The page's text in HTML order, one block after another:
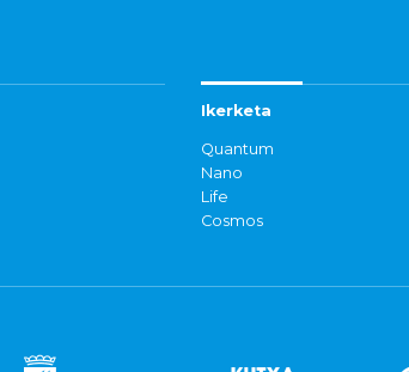
Ikerketa
Quantum
Nano
Life
Cosmos